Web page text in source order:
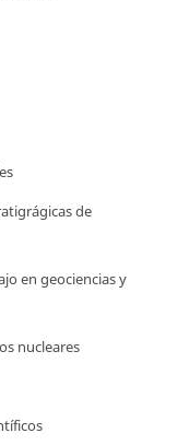
de
en geociencias y
nucleares